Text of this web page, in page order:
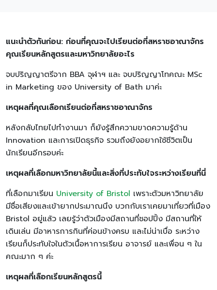
แนะนำตัวกันก่อน: ก่อนที่คุณจะไปเรียนต่อที่สหราชอาณาจักร
คุณเรียนหลักสูตรและมหาวิทยาลัยอะไร
จบปริญญาตรีจาก BBA จุฬาฯ และ จบปริญญาโทคณะ MSc
in Marketing ของ University of Bath มาค่ะ
เหตุผลที่คุณเลือกเรียนต่อที่สหราชอาณาจักร
หลังกลับไทยไปทำงานมา ก็ยังรู้สึกความขาดความรู้ด้าน
Innovation และการเปิดธุรกิจ รวมถึงยังอยากใช้ชีวิตเป็น
นักเรียนอีกรอบค่ะ
เหตุผลที่เลือกมหาวิทยาลัยนี้และสิ่งที่ประทับใจระหว่างเรียนที่นี่
ที่เลือกมาเรียน University of Bristol เพราะตัวมหาวิทยาลัย
มีชื่อเสียงและเข้ายากประมาณนึง บวกกับเราเคยมาเที่ยวที่เมือง
Bristol อยู่แล้ว เลยรู้ว่าตัวเมืองมีสถานที่ชอปปิ้ง มีสถานที่ให้
เดินเล่น มีอาหารการกินที่ค่อนข้างครบ และไม่น่าเบื่อ ระหว่าง
เรียนก็ประทับใจในตัวเนื้อหาการเรียน อาจารย์ และเพื่อน ๆ ใน
คณะมาก ๆ ค่ะ
เหตุผลที่เลือกเรียนหลักสูตรนี้